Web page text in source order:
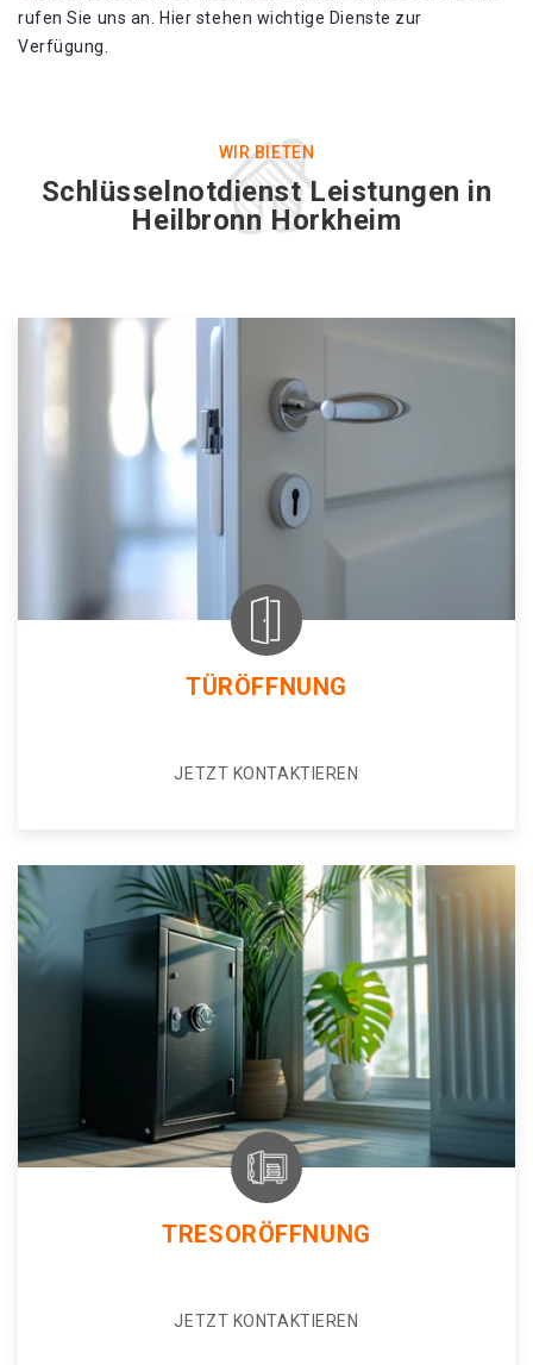
rufen Sie uns an. Hier stehen wichtige Dienste zur
Verfügung.
WIR BIETEN
Schlüsselnotdienst Leistungen in
Heilbronn Horkheim
TÜRÖFFNUNG
JETZT KONTAKTIEREN
TRESORÖFFNUNG
JETZT KONTAKTIEREN